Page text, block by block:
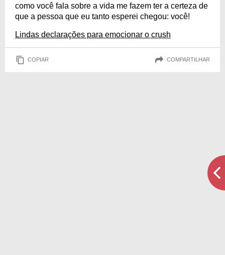
como você fala sobre a vida me fazem ter a certeza de
que a pessoa que eu tanto esperei chegou: você!
Lindas declarações para emocionar o crush
COPIAR COMPARTILHAR